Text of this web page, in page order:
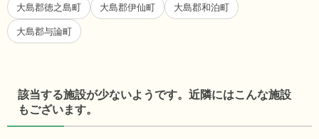
大島郡徳之島町 大島郡伊仙町 大島郡和泊町
大島郡与論町
該当する施設が少ないようです。近隣にはこんな施設
もございます。